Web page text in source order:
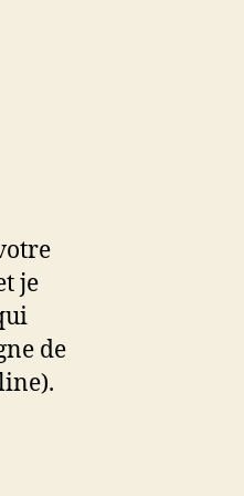
je
de